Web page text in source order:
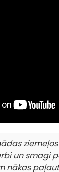
un smagi
nākas